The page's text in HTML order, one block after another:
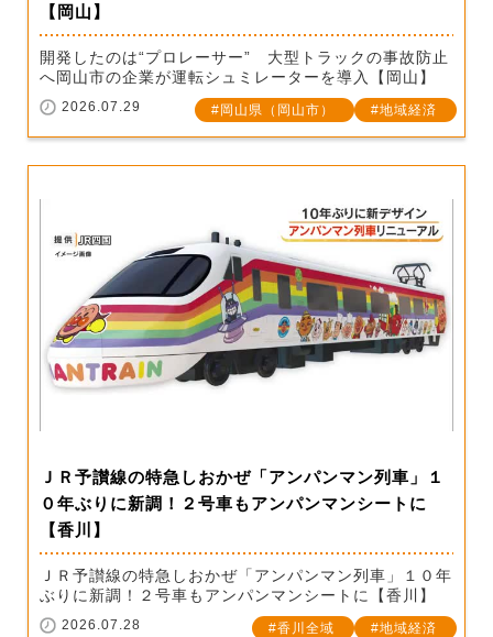
【岡山】
開発したのは“プロレーサー” 大型トラックの事故防止
へ岡山市の企業が運転シュミレーターを導入【岡山】
2026.07.29 岡山県（岡山市） 地域経済
ＪＲ予讃線の特急しおかぜ「アンパンマン列車」１
０年ぶりに新調！２号車もアンパンマンシートに
【香川】
ＪＲ予讃線の特急しおかぜ「アンパンマン列車」１０年
ぶりに新調！２号車もアンパンマンシートに【香川】
2026.07.28 香川全域 地域経済